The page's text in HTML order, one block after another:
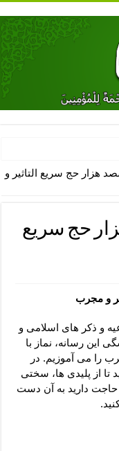
محبت شوهر
بخش
من اظهر الجمیل برای
مخصوص مستجاب الدعوه
بی خوابی کودکان
چشم زخم ماشاالله
قلب و رفع اضطراب
حضرت سلیمان
هزار حج سریع التاثیر و
حج سریع
و مجرب
و ذکر های اسلامی و
این رسانه، نماز با
را می آموزیم. در
تا از پلیدی ها، سختی
حاجت دارید به آن دست